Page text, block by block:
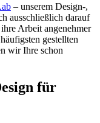
– unserem Design-,
ausschließlich darauf
Arbeit angenehmer
gestellten
wir Ihre schon
für